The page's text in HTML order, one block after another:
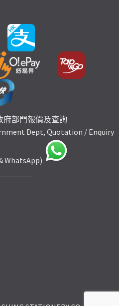
府部門報價及查詢
Dept, Quotation / Enquiry
WhatsApp)